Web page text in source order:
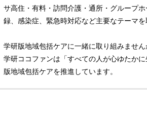
サ高住・有料・訪問介護・通所・グループ
録、感染症、緊急時対応など主要なテーマ
学研版地域包括ケアに一緒に取り組みません
学研ココファンは「すべての人が心ゆたか
版地域包括ケアを推進しています。